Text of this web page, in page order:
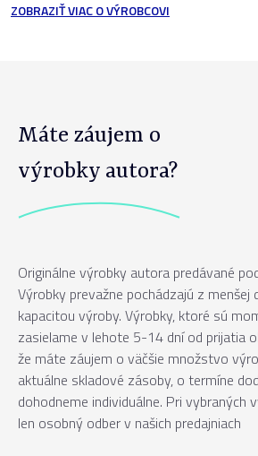
ZOBRAZIŤ VIAC O VÝROBCOVI
Máte záujem o
výrobky autora?
Originálne výrobky autora predávané
Výrobky prevažne pochádzajú z menšej
kapacitou výroby. Výrobky, ktoré sú
zasielame v lehote 5-14 dní od prijatia
že máte záujem o väčšie množstvo
aktuálne skladové zásoby, o termíne
dohodneme individuálne. Pri vybraných
len osobný odber v našich predajniach